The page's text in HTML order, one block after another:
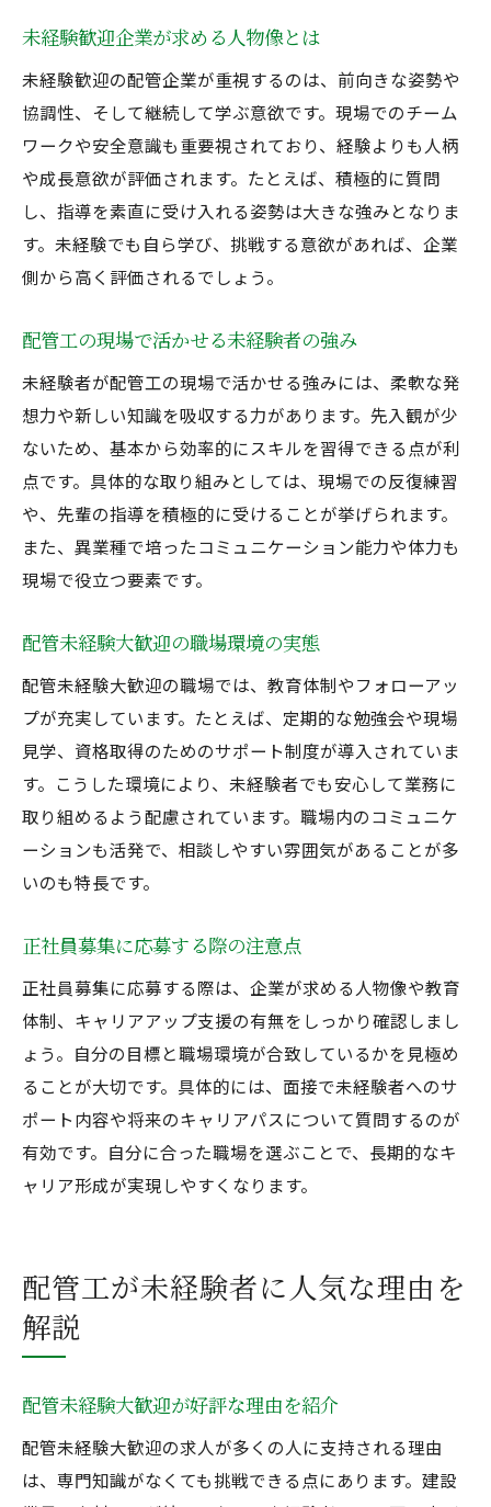
未経験歓迎企業が求める人物像とは
未経験歓迎の配管企業が重視するのは、前向きな姿勢や
協調性、そして継続して学ぶ意欲です。現場でのチーム
ワークや安全意識も重要視されており、経験よりも人柄
や成長意欲が評価されます。たとえば、積極的に質問
し、指導を素直に受け入れる姿勢は大きな強みとなりま
す。未経験でも自ら学び、挑戦する意欲があれば、企業
側から高く評価されるでしょう。
配管工の現場で活かせる未経験者の強み
未経験者が配管工の現場で活かせる強みには、柔軟な発
想力や新しい知識を吸収する力があります。先入観が少
ないため、基本から効率的にスキルを習得できる点が利
点です。具体的な取り組みとしては、現場での反復練習
や、先輩の指導を積極的に受けることが挙げられます。
また、異業種で培ったコミュニケーション能力や体力も
現場で役立つ要素です。
配管未経験大歓迎の職場環境の実態
配管未経験大歓迎の職場では、教育体制やフォローアッ
プが充実しています。たとえば、定期的な勉強会や現場
見学、資格取得のためのサポート制度が導入されていま
す。こうした環境により、未経験者でも安心して業務に
取り組めるよう配慮されています。職場内のコミュニケ
ーションも活発で、相談しやすい雰囲気があることが多
いのも特長です。
正社員募集に応募する際の注意点
正社員募集に応募する際は、企業が求める人物像や教育
体制、キャリアアップ支援の有無をしっかり確認しまし
ょう。自分の目標と職場環境が合致しているかを見極め
ることが大切です。具体的には、面接で未経験者へのサ
ポート内容や将来のキャリアパスについて質問するのが
有効です。自分に合った職場を選ぶことで、長期的なキ
ャリア形成が実現しやすくなります。
配管工が未経験者に人気な理由を
解説
配管未経験大歓迎が好評な理由を紹介
配管未経験大歓迎の求人が多くの人に支持される理由
は、専門知識がなくても挑戦できる点にあります。建設